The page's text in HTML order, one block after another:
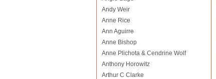
Andy Weir
Anne Rice
Ann Aguirre
Anne Bishop
Anne Plichota & Cendrine Wolf
Anthony Horowitz
Arthur C Clarke